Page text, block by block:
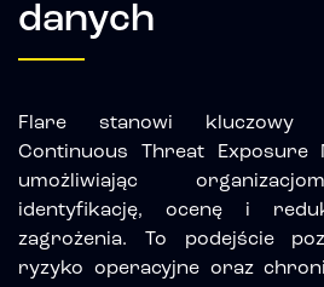
danych
Flare stanowi kluczowy
Continuous Threat Exposure
umożliwiając
identyfikację, ocenę i
zagrożenia. To podejście
ryzyko operacyjne oraz